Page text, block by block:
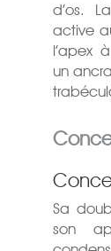
d’os.
active
l’apex
un
Sa
son